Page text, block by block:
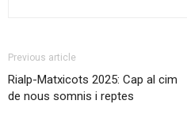
Previous article
Rialp-Matxicots 2025: Cap al cim
de nous somnis i reptes